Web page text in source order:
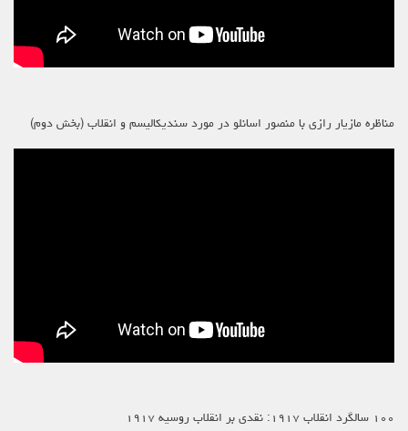
مناظره مازیار رازی با منصور اسانلو در مورد سندیکالیسم و انقلاب (بخش دوم)
۱۰۰ سالگرد انقلاب ۱۹۱۷: نقدی بر انقلاب روسیه ۱۹۱۷